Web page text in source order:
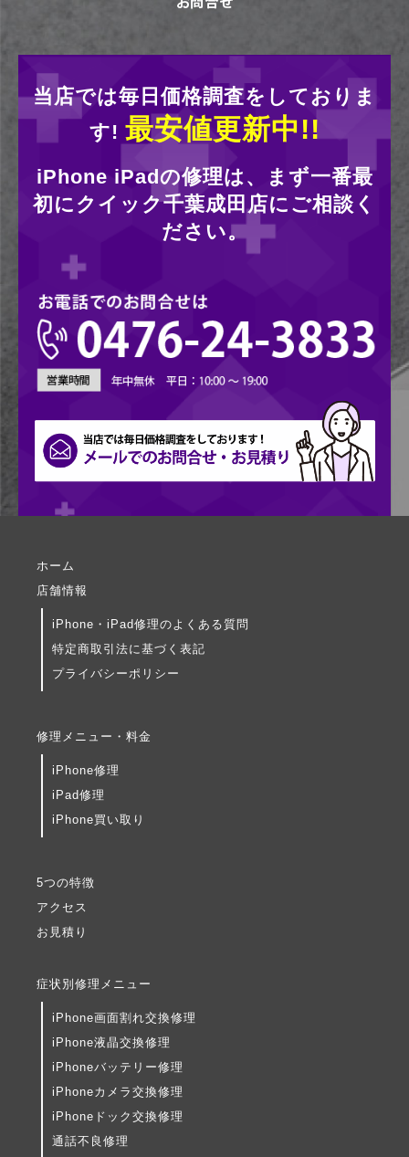
当店では毎日価格調査をしておりま
す! 最安値更新中!!
iPhone iPadの修理は、まず一番最
初にクイック千葉成田店にご相談く
ださい。
ホーム
店舗情報
iPhone・iPad修理のよくある質問
特定商取引法に基づく表記
プライバシーポリシー
修理メニュー・料金
iPhone修理
iPad修理
iPhone買い取り
5つの特徴
アクセス
お見積り
症状別修理メニュー
iPhone画面割れ交換修理
iPhone液晶交換修理
iPhoneバッテリー修理
iPhoneカメラ交換修理
iPhoneドック交換修理
通話不良修理